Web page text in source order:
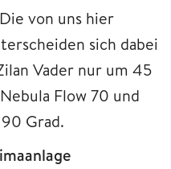
von uns hier
sich dabei
Vader nur um 45
Flow 70 und
Grad.